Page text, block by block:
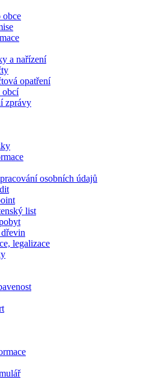
obce
a nařízení
opatření
obcí
zprávy
osobních údajů
list
legalizace